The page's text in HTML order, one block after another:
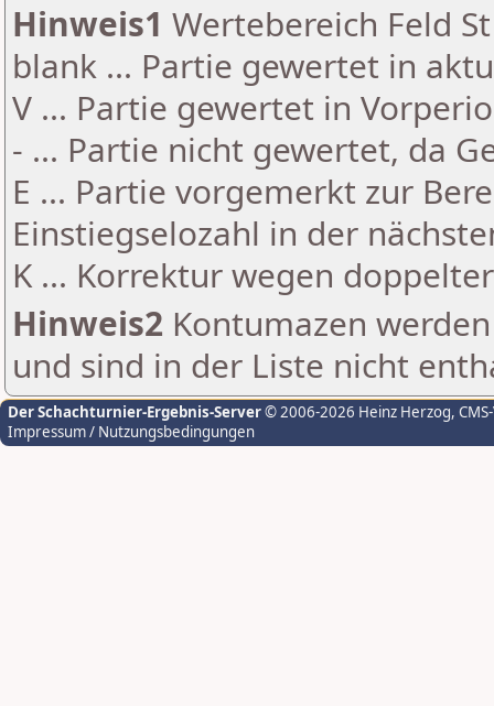
Hinweis1 Wertebereich Feld
blank ... Partie gewertet in
V ... Partie gewertet in
- ... Partie nicht gewertet, da
E ... Partie vorgemerkt zur
Einstiegselozahl in der
K ... Korrektur wegen
Hinweis2 Kontumazen
und sind in der Liste nicht
Der Schachturnier-Ergebnis-Server© 2006-2026 Heinz Herzog,
Impressum / Nutzungsbedingungen